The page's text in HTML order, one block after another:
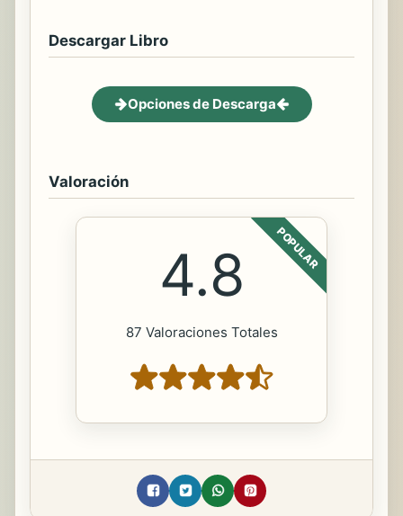
Descargar Libro
Opciones de Descarga
Valoración
POPULAR
4.8
87 Valoraciones Totales